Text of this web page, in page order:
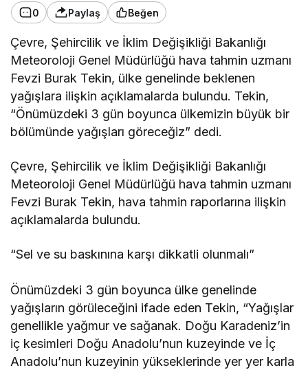
0 Paylaş Beğen
Çevre, Şehircilik ve İklim Değişikliği Bakanlığı
Meteoroloji Genel Müdürlüğü hava tahmin uzmanı
Fevzi Burak Tekin, ülke genelinde beklenen
yağışlara ilişkin açıklamalarda bulundu. Tekin,
“Önümüzdeki 3 gün boyunca ülkemizin büyük bir
bölümünde yağışları göreceğiz” dedi.
Çevre, Şehircilik ve İklim Değişikliği Bakanlığı
Meteoroloji Genel Müdürlüğü hava tahmin uzmanı
Fevzi Burak Tekin, hava tahmin raporlarına ilişkin
açıklamalarda bulundu.
“Sel ve su baskınına karşı dikkatli olunmalı”
Önümüzdeki 3 gün boyunca ülke genelinde
yağışların görüleceğini ifade eden Tekin, “Yağışlar
genellikle yağmur ve sağanak. Doğu Karadeniz’in
iç kesimleri Doğu Anadolu’nun kuzeyinde ve İç
Anadolu’nun kuzeyinin yükseklerinde yer yer karla